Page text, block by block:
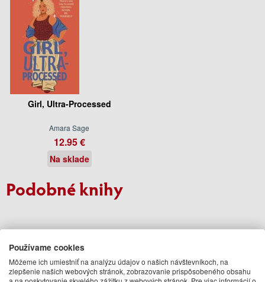
Girl, Ultra-Processed
Amara Sage
12.95 €
Na sklade
Podobné knihy
Používame cookies
Môžeme ich umiestniť na analýzu údajov o našich návštevníkoch, na
zlepšenie našich webových stránok, zobrazovanie prispôsobeného obsahu